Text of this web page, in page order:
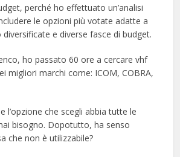
perché ho effettuato un’analisi
le opzioni più votate adatte a
diversificate e diverse fasce di budget.
ho passato 60 ore a cercare vhf
migliori marchi come: ICOM, COBRA,
l’opzione che scegli abbia tutte le
bisogno. Dopotutto, ha senso
che non è utilizzabile?